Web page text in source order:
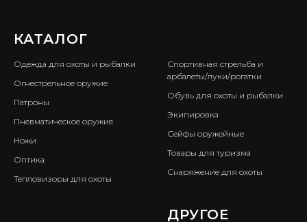
КАТАЛОГ
Одежда для охоты и рыбалки
Огнестрельное оружие
Патроны
Пневматическое оружие
Ножи
Оптика
Тепловизоры для охоты
Спортивная стрельба и
арбалеты/луки/рогатки
Обувь для охоты и рыбалки
Экипировка
Сейфы оружейные
Товары для туризма
Снаряжение для охоты
ДРУГОЕ